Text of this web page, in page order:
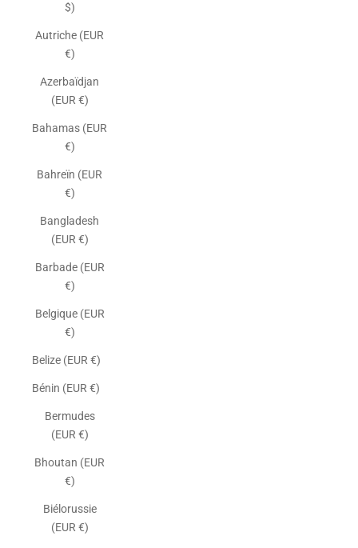
$)
Autriche (EUR
€)
Azerbaïdjan
(EUR €)
Bahamas (EUR
€)
Bahreïn (EUR
€)
Bangladesh
(EUR €)
Barbade (EUR
€)
Belgique (EUR
€)
Belize (EUR €)
Bénin (EUR €)
Bermudes
(EUR €)
Bhoutan (EUR
€)
Biélorussie
(EUR €)